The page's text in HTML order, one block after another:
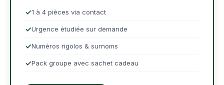
1 à 4 pièces via contact
Urgence étudiée sur demande
Numéros rigolos & surnoms
Pack groupe avec sachet cadeau